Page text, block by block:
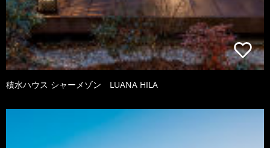
積水ハウス シャーメゾン LUANA HILA